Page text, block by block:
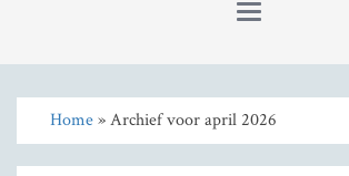
Toggle
Home» Archief voor april 2026